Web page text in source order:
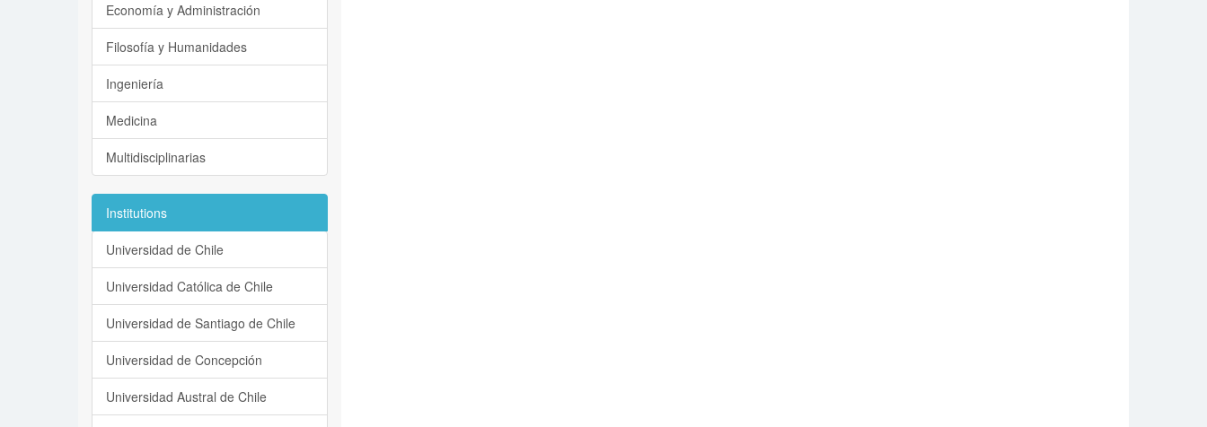
Economía y Administración
Filosofía y Humanidades
Ingeniería
Medicina
Multidisciplinarias
Institutions
Universidad de Chile
Universidad Católica de Chile
Universidad de Santiago de Chile
Universidad de Concepción
Universidad Austral de Chile